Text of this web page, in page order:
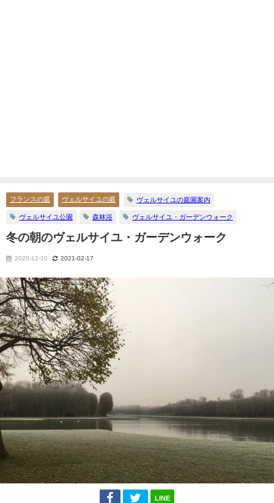
フランスの庭 ヴェルサイユの庭 ヴェルサイユの庭園案内
ヴェルサイユ公園 森林浴 ヴェルサイユ・ガーデンウォーク
冬の朝のヴェルサイユ・ガーデンウォーク
2020-12-10 2021-02-17
LINE